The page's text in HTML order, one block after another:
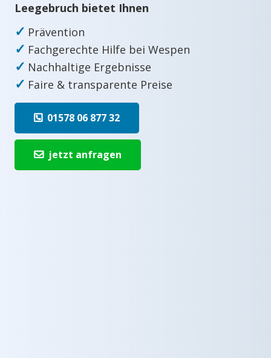
Leegebruch bietet Ihnen
✓ Prävention
✓ Fachgerechte Hilfe bei Wespen
✓ Nachhaltige Ergebnisse
✓ Faire & transparente Preise
01578 06 877 32
jetzt anfragen